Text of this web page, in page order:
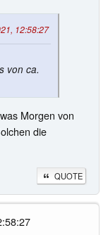
12:58:27
von ca.
Morgen von
die
QUOTE